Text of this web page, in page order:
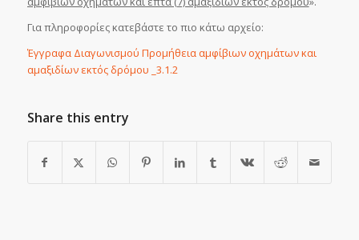
Για πληροφορίες κατεβάστε το πιο κάτω αρχείο:
Έγγραφα Διαγωνισμού Προμήθεια αμφίβιων οχημάτων και
αμαξιδίων εκτός δρόμου _3.1.2
Share this entry